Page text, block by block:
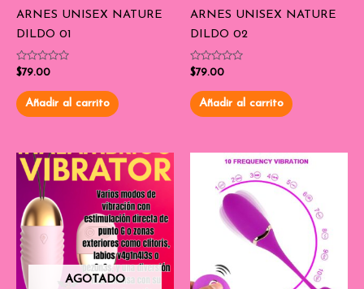
ARNES UNISEX NATURE
DILDO 01
Valorado
con
de
5
$79.00
Añadir al carrito
ARNES UNISEX NATURE
DILDO 02
Valorado
con
de
5
$79.00
Añadir al carrito
AGOTADO